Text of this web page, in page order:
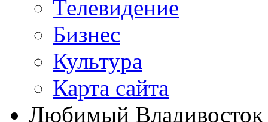
Телевидение
Бизнеc
Культура
Карта сайта
Любимый Владивосток